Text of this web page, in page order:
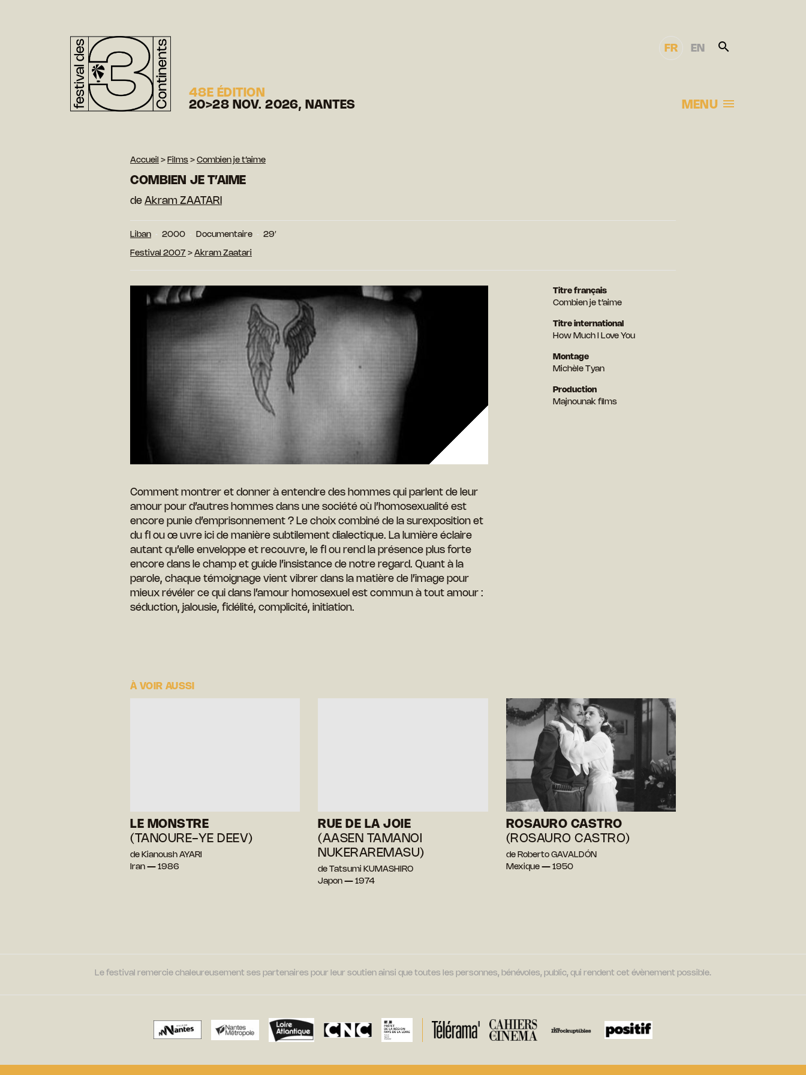
48E ÉDITION
20>28 NOV. 2026, NANTES
FR EN
MENU
Accueil > Films > Combien je t’aime
COMBIEN JE T’AIME
de Akram ZAATARI
Liban 2000 Documentaire 29′
Festival 2007 > Akram Zaatari
Comment montrer et donner à entendre des hommes qui parlent de leur
amour pour d’autres hommes dans une société où l’homosexualité est
encore punie d’emprisonnement ? Le choix combiné de la surexposition et
du fl ou œ uvre ici de manière subtilement dialectique. La lumière éclaire
autant qu’elle enveloppe et recouvre, le fl ou rend la présence plus forte
encore dans le champ et guide l’insistance de notre regard. Quant à la
parole, chaque témoignage vient vibrer dans la matière de l’image pour
mieux révéler ce qui dans l’amour homosexuel est commun à tout amour :
séduction, jalousie, fidélité, complicité, initiation.
Titre français
Combien je t’aime
Titre international
How Much I Love You
Montage
Michèle Tyan
Production
Majnounak films
À VOIR AUSSI
LE MONSTRE
(TANOURE-YE DEEV)
de Kianoush AYARI
Iran — 1986
RUE DE LA JOIE
(AASEN TAMANOI
NUKERAREMASU)
de Tatsumi KUMASHIRO
Japon — 1974
ROSAURO CASTRO
(ROSAURO CASTRO)
de Roberto GAVALDÓN
Mexique — 1950
Le festival remercie chaleureusement ses partenaires pour leur soutien ainsi que toutes les personnes, bénévoles, public, qui rendent cet évènement possible.